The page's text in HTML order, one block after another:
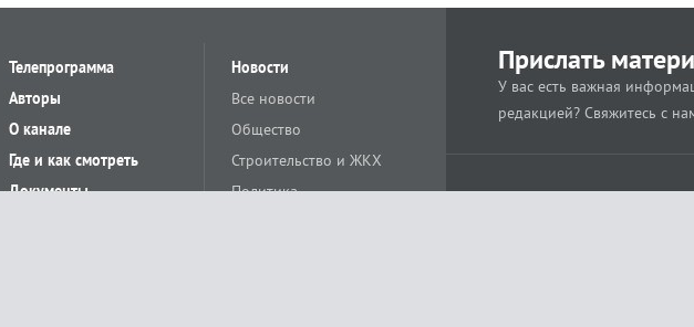
Телепрограмма
Авторы
О канале
Где и как смотреть
Документы
Новости
Все новости
Общество
Строительство и ЖКХ
Политика
Прислать
У вас есть важная
редакцией? Свяжитесь с